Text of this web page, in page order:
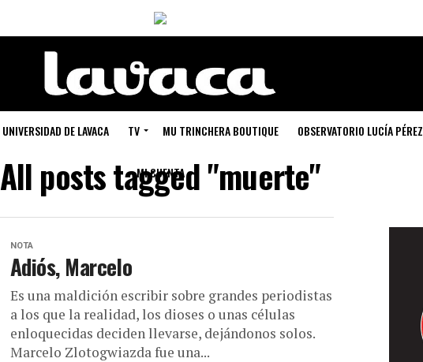
UNIVERSIDAD DE LAVACA TV MU TRINCHERA BOUTIQUE OBSERVATORIO LUCÍA PÉREZ
MI CUENTA
All posts tagged "muerte"
NOTA
Adiós, Marcelo
Es una maldición escribir sobre grandes periodistas
a los que la realidad, los dioses o unas células
enloquecidas deciden llevarse, dejándonos solos.
Marcelo Zlotogwiazda fue una...